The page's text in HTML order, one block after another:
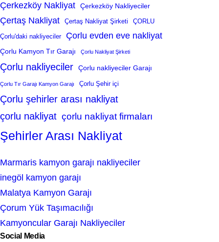
Çerkezköy Nakliyat Çerkezköy Nakliyeciler
Çertaş Nakliyat Çertaş Nakliyat Şirketi ÇORLU
Çorlu'daki nakliyeciler Çorlu evden eve nakliyat
Çorlu Kamyon Tır Garajı Çorlu Nakliyat Şirketi
Çorlu nakliyeciler Çorlu nakliyeciler Garajı
Çorlu Tır Garajı Kamyon Garajı Çorlu Şehir içi
Çorlu şehirler arası nakliyat
çorlu nakliyat çorlu nakliyat firmaları
Şehirler Arası Nakliyat
Marmaris kamyon garajı nakliyeciler
inegöl kamyon garajı
Malatya Kamyon Garajı
Çorum Yük Taşımacılığı
Kamyoncular Garajı Nakliyeciler
Social Media